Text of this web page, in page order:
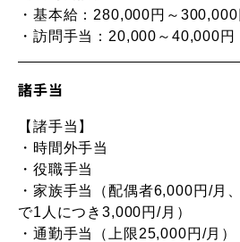
・基本給：280,000円～300,000
・訪問手当：20,000～40,000円
諸手当
【諸手当】
・時間外手当
・役職手当
・家族手当（配偶者6,000円/月
で1人につき3,000円/月）
・通勤手当（上限25,000円/月）